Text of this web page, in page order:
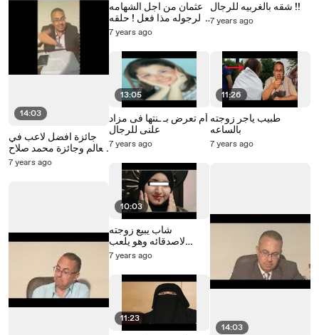
14:03
جائزة افضل لاعب في
العالم وجائزة محمد صلاح
والفرحه فى مصر بث
7 years ago
عثمان من اجل الشهامه
والرجوله مذا فعل ! حلقه
رائعه مع حنفى السيد
7 years ago
13:05
أم تعرض بـ ـنتها فى مزاد
علنى للرجال
7 years ago
10:03
شاب يبيع زوجته
لاصدقائه وهو يلعب
القمار
7 years ago
11:23
شقه بالغربيه للرجال !!
7 years ago
11:26
طبيب ياجر زوجته
بالساعه
7 years ago
14:03